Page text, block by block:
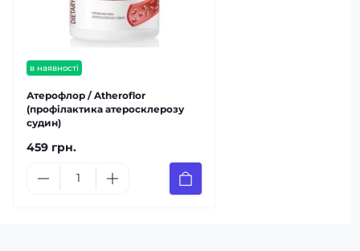
в наявності
Атерофлор / Atheroflor
(профілактика атеросклерозу
судин)
459 грн.